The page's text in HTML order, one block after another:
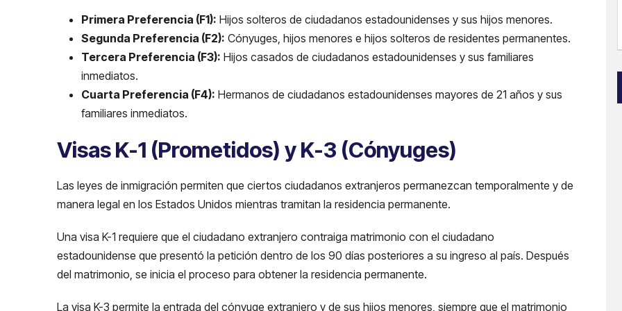
Primera Preferencia (F1): Hijos solteros de ciudadanos estadounidenses y sus hijos menores.
Segunda Preferencia (F2): Cónyuges, hijos menores e hijos solteros de residentes permanentes.
Tercera Preferencia (F3): Hijos casados de ciudadanos estadounidenses y sus familiares
inmediatos.
Cuarta Preferencia (F4): Hermanos de ciudadanos estadounidenses mayores de 21 años y sus
familiares inmediatos.
Visas K-1 (Prometidos) y K-3 (Cónyuges)
Las leyes de inmigración permiten que ciertos ciudadanos extranjeros permanezcan temporalmente y de
manera legal en los Estados Unidos mientras tramitan la residencia permanente.
Una visa K-1 requiere que el ciudadano extranjero contraiga matrimonio con el ciudadano
estadounidense que presentó la petición dentro de los 90 días posteriores a su ingreso al país. Después
del matrimonio, se inicia el proceso para obtener la residencia permanente.
La visa K-3 permite la entrada del cónyuge extranjero y de sus hijos menores, siempre que el matrimonio
(
s